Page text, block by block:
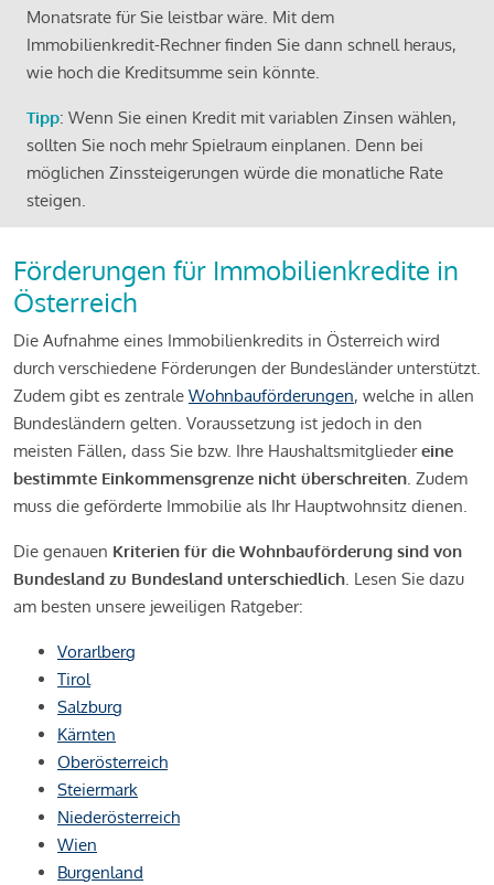
Monatsrate für Sie leistbar wäre. Mit dem
Immobilienkredit-Rechner finden Sie dann schnell heraus,
wie hoch die Kreditsumme sein könnte.
Tipp: Wenn Sie einen Kredit mit variablen Zinsen wählen,
sollten Sie noch mehr Spielraum einplanen. Denn bei
möglichen Zinssteigerungen würde die monatliche Rate
steigen.
Förderungen für Immobilienkredite in
Österreich
Die Aufnahme eines Immobilienkredits in Österreich wird
durch verschiedene Förderungen der Bundesländer unterstützt.
Zudem gibt es zentrale Wohnbauförderungen, welche in allen
Bundesländern gelten. Voraussetzung ist jedoch in den
meisten Fällen, dass Sie bzw. Ihre Haushaltsmitgliedereine
bestimmte Einkommensgrenze nicht überschreiten. Zudem
muss die geförderte Immobilie als Ihr Hauptwohnsitz dienen.
Die genauen Kriterien für die Wohnbauförderung sind von
Bundesland zu Bundesland unterschiedlich. Lesen Sie dazu
am besten unsere jeweiligen Ratgeber:
Vorarlberg
Tirol
Salzburg
Kärnten
Oberösterreich
Steiermark
Niederösterreich
Wien
Burgenland